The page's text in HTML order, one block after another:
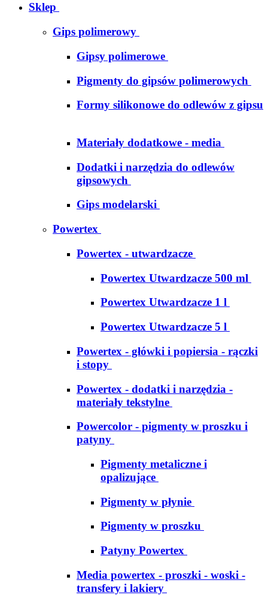
Sklep
Gips polimerowy
Gipsy polimerowe
Pigmenty do gipsów polimerowych
Formy silikonowe do odlewów z gipsu
Materiały dodatkowe - media
Dodatki i narzędzia do odlewów
gipsowych
Gips modelarski
Powertex
Powertex - utwardzacze
Powertex Utwardzacze 500 ml
Powertex Utwardzacze 1 l
Powertex Utwardzacze 5 l
Powertex - główki i popiersia - rączki
i stopy
Powertex - dodatki i narzędzia -
materiały tekstylne
Powercolor - pigmenty w proszku i
patyny
Pigmenty metaliczne i
opalizujące
Pigmenty w płynie
Pigmenty w proszku
Patyny Powertex
Media powertex - proszki - woski -
transfery i lakiery